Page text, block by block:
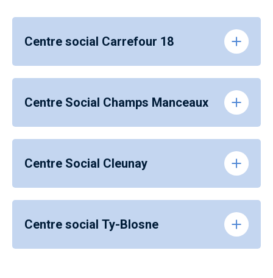
Centre social Carrefour 18
Centre Social Champs Manceaux
Centre Social Cleunay
Centre social Ty-Blosne